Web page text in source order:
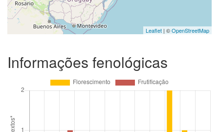
Leaflet | ©OpenStreetMap
Informações fenológicas